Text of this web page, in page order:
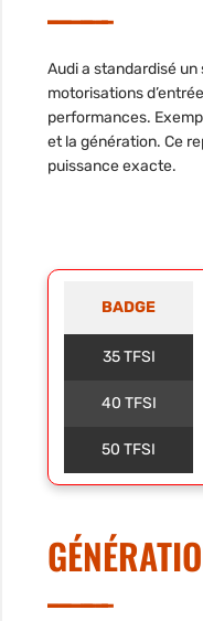
Audi a standardisé
motorisations
performances.
et la génération. Ce
puissance exacte.
BADGE
35 TFSI
40 TFSI
50 TFSI